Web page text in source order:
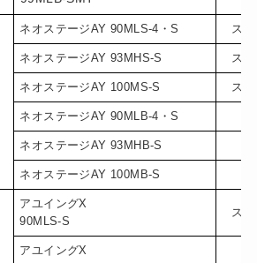
ネオステージAY 90MLS-4・S ス
ネオステージAY 93MHS-S ス
ネオステージAY 100MS-S ス
ネオステージAY 90MLB-4・S
ネオステージAY 93MHB-S
ネオステージAY 100MB-S
アユイングX
90MLS-S
ス
アユイングX